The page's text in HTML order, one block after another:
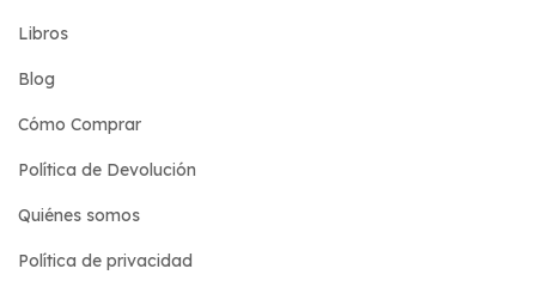
Libros
Blog
Cómo Comprar
Política de Devolución
Quiénes somos
Política de privacidad